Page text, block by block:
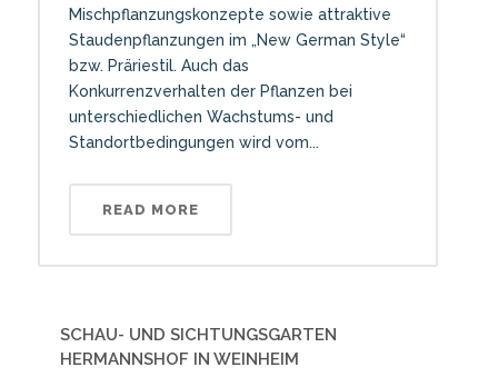
Mischpflanzungskonzepte sowie attraktive
Staudenpflanzungen im „New German Style“
bzw. Präriestil. Auch das
Konkurrenzverhalten der Pflanzen bei
unterschiedlichen Wachstums- und
Standortbedingungen wird vom...
READ MORE
SCHAU- UND SICHTUNGSGARTEN
HERMANNSHOF IN WEINHEIM